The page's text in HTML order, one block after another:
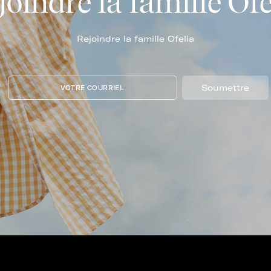
Rejoindre la famille Ofelia
VOTRE COURRIEL Soumettre